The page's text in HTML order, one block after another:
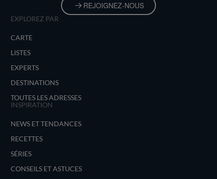
REJOIGNEZ-NOUS
EXPLOREZ PAR
CARTE
LISTES
EXPERTS
DESTINATIONS
TOUTES LES ADRESSES
INSPIRATION
NEWS ET TENDANCES
RECETTES
SÉRIES
CONSEILS ET ASTUCES